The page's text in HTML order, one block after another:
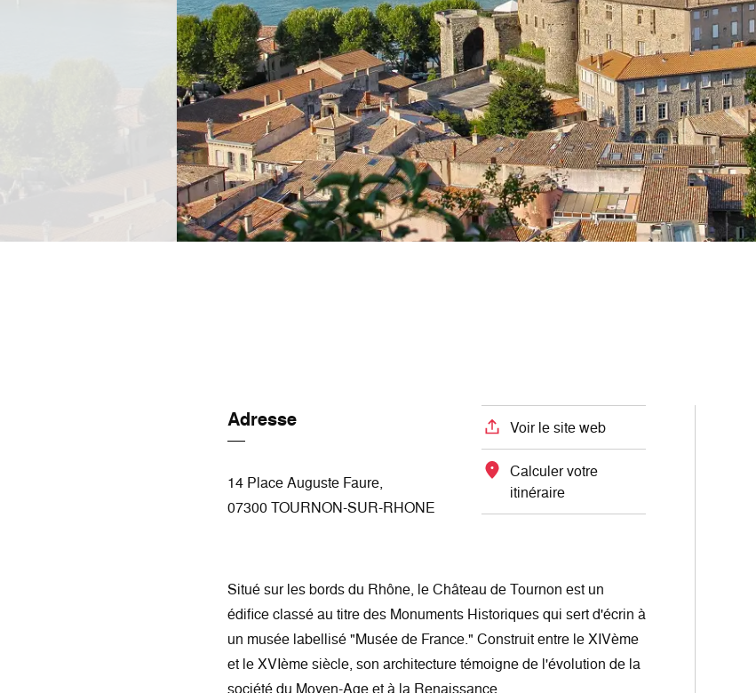
Adresse
14 Place Auguste Faure,
07300 TOURNON-SUR-RHONE
Voir le site web
Calculer votre
itinéraire
Situé sur les bords du Rhône, le Château de Tournon est un
édifice classé au titre des Monuments Historiques qui sert d'écrin à
un musée labellisé "Musée de France." Construit entre le XIVème
et le XVIème siècle, son architecture témoigne de l'évolution de la
société du Moyen-Age et à la Renaissance.